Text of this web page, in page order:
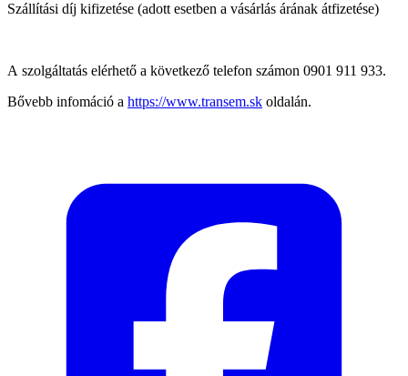
Szállítási díj kifizetése (adott esetben a vásárlás árának átfizetése)
A szolgáltatás elérhető a következő telefon számon 0901 911 933.
Bővebb infomáció a https://www.transem.sk oldalán.